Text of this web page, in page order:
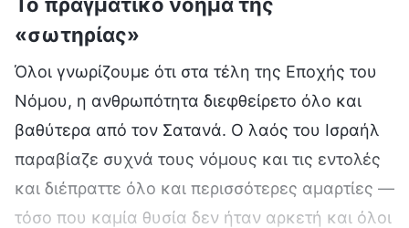
«σωτηρίας»
Όλοι γνωρίζουμε ότι στα τέλη της Εποχής του
Νόμου, η ανθρωπότητα διεφθείρετο όλο και
βαθύτερα από τον Σατανά. Ο λαός του Ισραήλ
παραβίαζε συχνά τους νόμους και τις εντολές
και διέπραττε όλο και περισσότερες αμαρτίες —
τόσο που καμία θυσία δεν ήταν αρκετή και όλοι